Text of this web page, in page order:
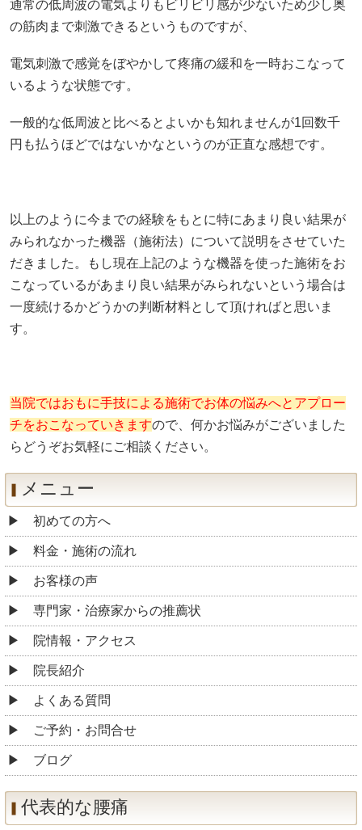
通常の低周波の電気よりもビリビリ感が少ないため少し奥
の筋肉まで刺激できるというものですが、
電気刺激で感覚をぼやかして疼痛の緩和を一時おこなって
いるような状態です。
一般的な低周波と比べるとよいかも知れませんが1回数千
円も払うほどではないかなというのが正直な感想です。
以上のように今までの経験をもとに特にあまり良い結果が
みられなかった機器（施術法）について説明をさせていた
だきました。もし現在上記のような機器を使った施術をお
こなっているがあまり良い結果がみられないという場合は
一度続けるかどうかの判断材料として頂ければと思いま
す。
当院ではおもに手技による施術でお体の悩みへとアプロー
チをおこなっていきますので、何かお悩みがございました
らどうぞお気軽にご相談ください。
メニュー
初めての方へ
料金・施術の流れ
お客様の声
専門家・治療家からの推薦状
院情報・アクセス
院長紹介
よくある質問
ご予約・お問合せ
ブログ
代表的な腰痛